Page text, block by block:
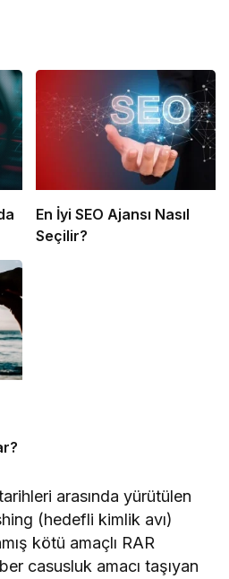
En İyi SEO Ajansı Nasıl
Seçilir?
arasında yürütülen
(hedefli kimlik avı)
kötü amaçlı RAR
casusluk amacı taşıyan